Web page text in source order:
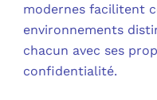
modernes facilitent
environnements
chacun avec ses
confidentialité.